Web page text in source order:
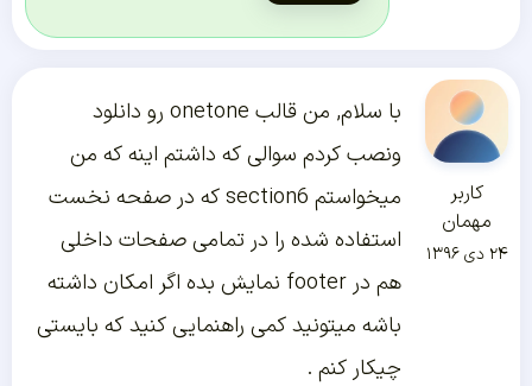
کاربر
مهمان
۲۴ دی ۱۳۹۶
با سلام, من قالب onetone رو دانلود
ونصب کردم سوالی که داشتم اینه که من
میخواستم section6 که در صفحه نخست
استفاده شده را در تمامی صفحات داخلی
هم در footer نمایش بده اگر امکان داشته
باشه میتونید کمی راهنمایی کنید که بایستی
چیکار کنم .